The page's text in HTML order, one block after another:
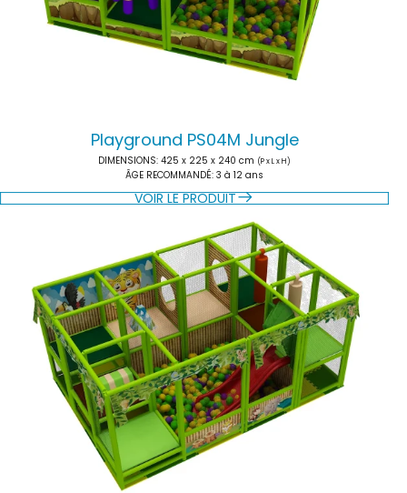
Playground PS04M Jungle
DIMENSIONS: 425 x 225 x 240 cm (P x L x H)
ÂGE RECOMMANDÉ: 3 à 12 ans
VOIR LE PRODUIT